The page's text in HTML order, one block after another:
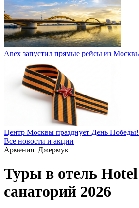
Anex запустил прямые рейсы из
Центр Москвы празднует День Победы!
Все новости и акции
Армения, Джермук
Туры в отель
санаторий 2026